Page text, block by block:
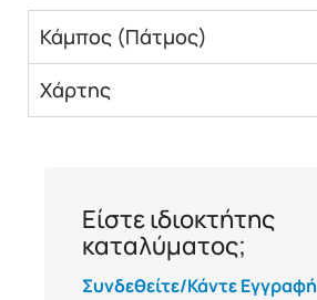
Κάμπος (Πάτμος)
Χάρτης
Είστε ιδιοκτήτης
καταλύματος;
Συνδεθείτε/Κάντε Εγγραφή